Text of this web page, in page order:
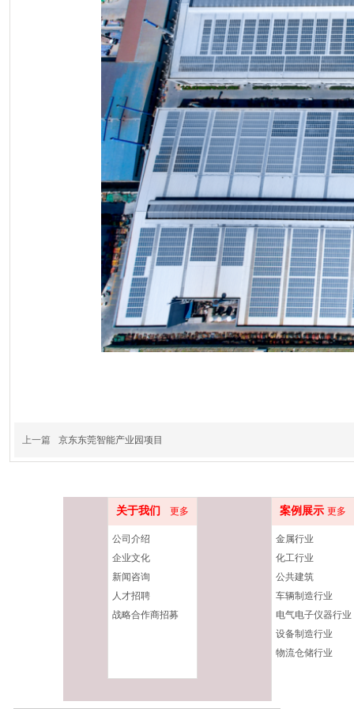
上一篇 京东东莞智能产业园项目
关于我们 更多
公司介绍
企业文化
新闻咨询
人才招聘
战略合作商招募
案例展示 更多
金属行业
化工行业
公共建筑
车辆制造行业
电气电子仪器行业
设备制造行业
物流仓储行业